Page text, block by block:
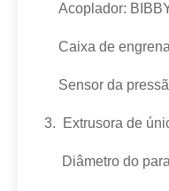
Acoplador:
Caixa de
Sensor da
3. Extrusora de
Diâmetro do